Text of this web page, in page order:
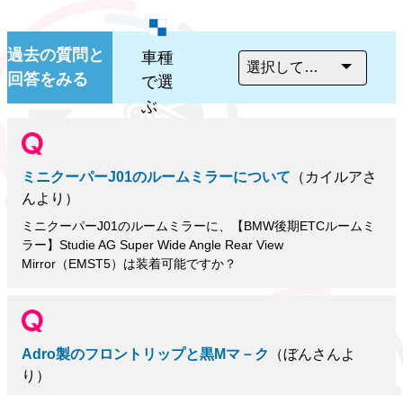
過去の質問と
回答をみる
車種
で選
ぶ
ミニクーパーJ01のルームミラーについて （カイルアさ
んより）
ミニクーパーJ01のルームミラーに、【BMW後期ETCルームミ
ラー】Studie AG Super Wide Angle Rear View
Mirror（EMST5）は装着可能ですか？
Adro製のフロントリップと黒Mマ－ク
（ぼんさんよ
り）